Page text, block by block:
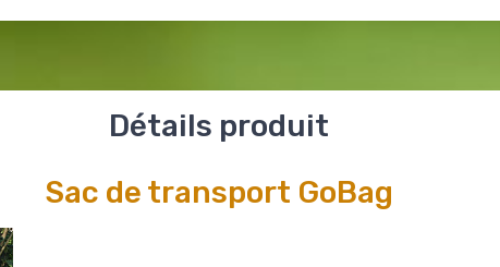
Détails produit
Sac de transport GoBag